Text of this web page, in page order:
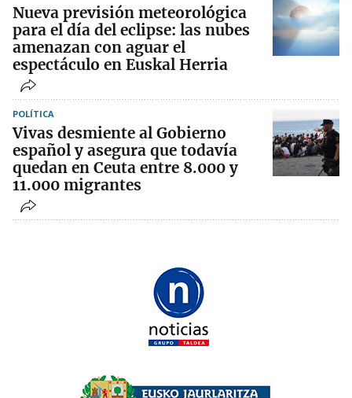
Nueva previsión meteorológica
para el día del eclipse: las nubes
amenazan con aguar el
espectáculo en Euskal Herria
POLÍTICA
Vivas desmiente al Gobierno
español y asegura que todavía
quedan en Ceuta entre 8.000 y
11.000 migrantes